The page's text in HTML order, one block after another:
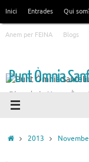
content
Inici Entrades Qui
Anem per FEINA Blogs
Punt Òmnia
Blog de la Xarxa
Home2013